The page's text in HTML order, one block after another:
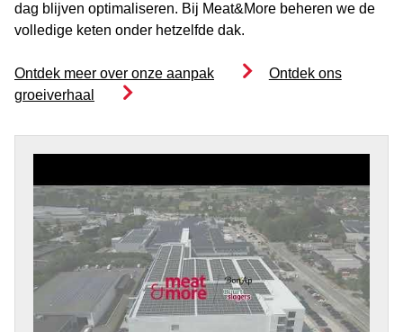
dag blijven optimaliseren. Bij Meat&More beheren we de
volledige keten onder hetzelfde dak.
Ontdek meer over onze aanpak
Ontdek ons
groeiverhaal